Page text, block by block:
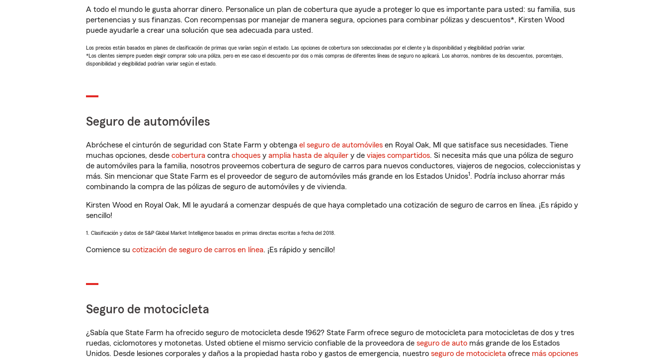
A todo el mundo le gusta ahorrar dinero. Personalice un plan de cobertura que ayude a proteger lo que es importante para usted: su familia, sus
pertenencias y sus finanzas. Con recompensas por manejar de manera segura, opciones para combinar pólizas y descuentos*, Kirsten Wood
puede ayudarle a crear una solución que sea adecuada para usted.
Los precios están basados en planes de clasificación de primas que varían según el estado. Las opciones de cobertura son seleccionadas por el cliente y la disponibilidad y elegibilidad podrían variar.
*Los clientes siempre pueden elegir comprar solo una póliza, pero en ese caso el descuento por dos o más compras de diferentes líneas de seguro no aplicará. Los ahorros, nombres de los descuentos, porcentajes,
disponibilidad y elegibilidad podrían variar según el estado.
Seguro de automóviles
Abróchese el cinturón de seguridad con State Farm y obtenga el seguro de automóviles en Royal Oak, MI que satisface sus necesidades. Tiene
muchas opciones, desde cobertura contra choques y amplia hasta de alquiler y de viajes compartidos. Si necesita más que una póliza de seguro
de automóviles para la familia, nosotros proveemos cobertura de seguro de carros para nuevos conductores, viajeros de negocios, coleccionistas y
más. Sin mencionar que State Farm es el proveedor de seguro de automóviles más grande en los Estados Unidos1. Podría incluso ahorrar más
combinando la compra de las pólizas de seguro de automóviles y de vivienda.
Kirsten Wood en Royal Oak, MI le ayudará a comenzar después de que haya completado una cotización de seguro de carros en línea. ¡Es rápido y
sencillo!
1. Clasificación y datos de S&P Global Market Intelligence basados en primas directas escritas a fecha del 2018.
Comience su cotización de seguro de carros en línea. ¡Es rápido y sencillo!
Seguro de motocicleta
¿Sabía que State Farm ha ofrecido seguro de motocicleta desde 1962? State Farm ofrece seguro de motocicleta para motocicletas de dos y tres
ruedas, ciclomotores y motonetas. Usted obtiene el mismo servicio confiable de la proveedora de seguro de auto más grande de los Estados
Unidos. Desde lesiones corporales y daños a la propiedad hasta robo y gastos de emergencia, nuestro seguro de motocicleta ofrece más opciones